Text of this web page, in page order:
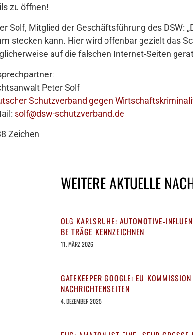
zu öffnen!
Solf, Mitglied der Geschäftsführung des DSW:
stecken kann. Hier wird offenbar gezielt das
auf die falschen Internet-Seiten
Peter Solf
Schutzverband gegen
solf@dsw-schutzverband.de
Zeichen
WEITERE AKTUELLE
OLG KARLSRUHE: AUTOMOTIVE-
BEITRÄGE KENNZEICHNEN
11. MÄRZ 2026
GATEKEEPER GOOGLE: EU-
NACHRICHTENSEITEN
4. DEZEMBER 2025